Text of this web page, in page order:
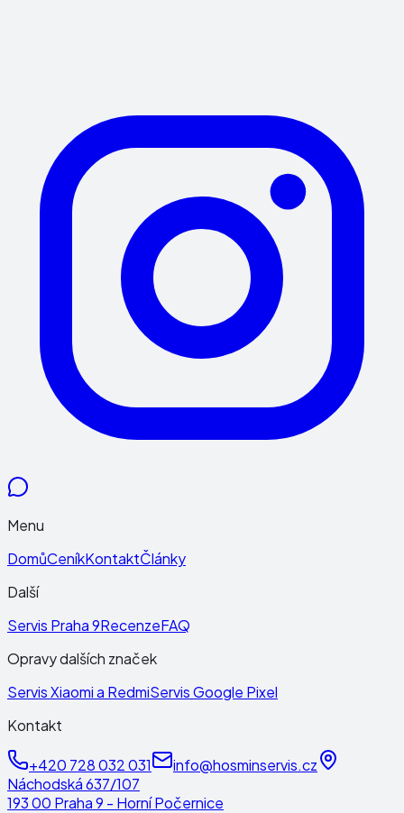
Menu
DomůCeníkKontaktČlánky
Další
Servis Praha 9RecenzeFAQ
Opravy dalších značek
Servis Xiaomi a RedmiServis Google Pixel
Kontakt
+420 728 032 031
info@hosminservis.cz
Náchodská 637/107
193 00 Praha 9 - Horní Počernice